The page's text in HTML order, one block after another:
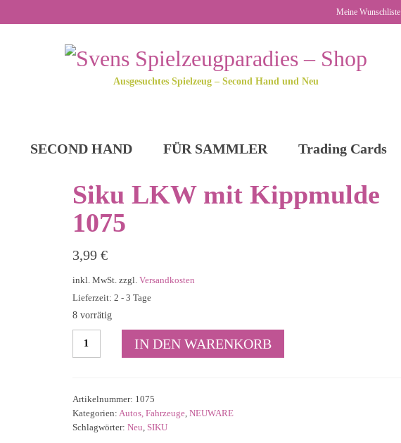
Meine Wunschliste
Ausgesuchtes Spielzeug – Second Hand und Neu
SECOND HAND FÜR SAMMLER Trading Cards
Siku LKW mit Kippmulde
1075
3,99 €
inkl. MwSt. zzgl. Versandkosten
Lieferzeit: 2 - 3 Tage
8 vorrätig
LKW
Menge
IN DEN WARENKORB
Artikelnummer: 1075
Kategorien: Autos, Fahrzeuge, NEUWARE
Schlagwörter: Neu SIKU